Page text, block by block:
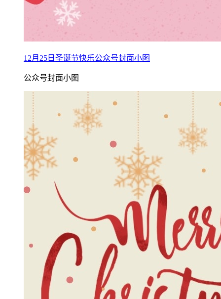
12月25日圣诞节快乐公众号封面小图
公众号封面小图